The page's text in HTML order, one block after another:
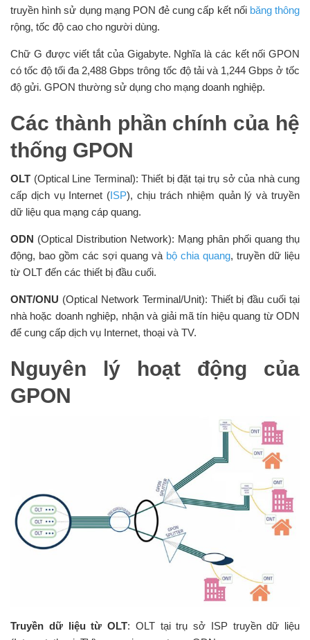
truyền hình sử dụng mạng PON đẻ cung cấp kết nối băng thông
rộng, tốc độ cao cho người dùng.
Chữ G được viết tắt của Gigabyte. Nghĩa là các kết nối GPON
có tốc độ tối đa 2,488 Gbps trông tốc độ tải và 1,244 Gbps ở tốc
độ gửi. GPON thường sử dụng cho mạng doanh nghiệp.
Các thành phần chính của hệ
thống GPON
OLT (Optical Line Terminal): Thiết bị đặt tại trụ sở của nhà cung
cấp dịch vụ Internet (ISP), chịu trách nhiệm quản lý và truyền
dữ liệu qua mạng cáp quang.
ODN (Optical Distribution Network): Mạng phân phối quang thụ
động, bao gồm các sợi quang và bộ chia quang, truyền dữ liệu
từ OLT đến các thiết bị đầu cuối.
ONT/ONU (Optical Network Terminal/Unit): Thiết bị đầu cuối tại
nhà hoặc doanh nghiệp, nhận và giải mã tín hiệu quang từ ODN
để cung cấp dịch vụ Internet, thoại và TV.
Nguyên lý hoạt động của
GPON
Truyền dữ liệu từ OLT: OLT tại trụ sở ISP truyền dữ liệu